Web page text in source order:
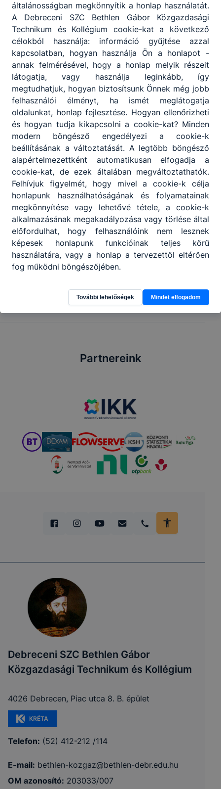
Megosztás
Partnereink
Debreceni SZC Bethlen Gábor
Közgazdasági Technikum és Kollégium
4026 Debrecen, Piac utca 8. B. épület
KRÉTA
Telefon: (52) 412-212 /114
E-mail: bethlen-kozgaz@bethlen-debr.edu.hu
OM azonosító: 203033/007
általánosságban megkönnyítik a honlap használatát.
A Debreceni SZC Bethlen Gábor Közgazdasági
Technikum és Kollégium cookie-kat a következő
célokból használja: információ gyűjtése azzal
kapcsolatban, hogyan használja Ön a honlapot -
annak felmérésével, hogy a honlap melyik részeit
látogatja, vagy használja leginkább, így
megtudhatjuk, hogyan biztosítsunk Önnek még jobb
felhasználói élményt, ha ismét meglátogatja
oldalunkat, honlap fejlesztése. Hogyan ellenőrizheti
és hogyan tudja kikapcsolni a cookie-kat? Minden
modern böngésző engedélyezi a cookie-k
beállításának a változtatását. A legtöbb böngésző
alapértelmezettként automatikusan elfogadja a
cookie-kat, de ezek általában megváltoztathatók.
Felhívjuk figyelmét, hogy mivel a cookie-k célja
honlapunk használhatóságának és folyamatainak
megkönnyítése vagy lehetővé tétele, a cookie-k
alkalmazásának megakadályozása vagy törlése által
előfordulhat, hogy felhasználóink nem lesznek
képesek honlapunk funkcióinak teljes körű
használatára, vagy a honlap a tervezettől eltérően
fog működni böngészőjében.
További lehetőségek Mindet elfogadom